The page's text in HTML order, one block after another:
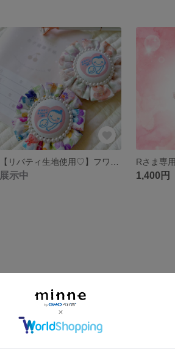
展示中
Rさま専
1,400円